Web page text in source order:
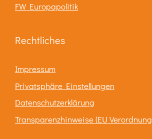
FW Europapolitik
Rechtliches
Impressum
Privatsphäre Einstellungen
Datenschutzerklärung
Transparenzhinweise (EU